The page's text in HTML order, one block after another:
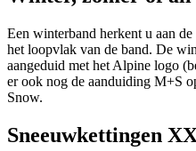
Een winterband herkent u aan
het loopvlak van de band. De
aangeduid met het Alpine logo
er ook nog de aanduiding M+S
Snow.
Sneeuwkettingen